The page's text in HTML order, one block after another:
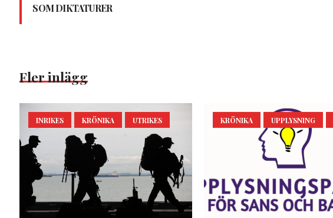
SOM DIKTATURER
Fler inlägg
INRIKES KRÖNIKA UTRIKES KRÖNIKA UPPLYSNING